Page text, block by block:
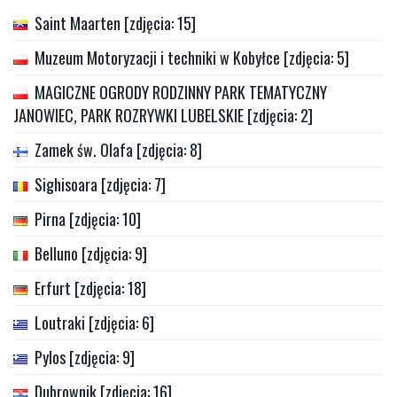
Saint Maarten [zdjęcia: 15]
Muzeum Motoryzacji i techniki w Kobyłce [zdjęcia: 5]
MAGICZNE OGRODY RODZINNY PARK TEMATYCZNY
JANOWIEC, PARK ROZRYWKI LUBELSKIE [zdjęcia: 2]
Zamek św. Olafa [zdjęcia: 8]
Sighisoara [zdjęcia: 7]
Pirna [zdjęcia: 10]
Belluno [zdjęcia: 9]
Erfurt [zdjęcia: 18]
Loutraki [zdjęcia: 6]
Pylos [zdjęcia: 9]
Dubrownik [zdjęcia: 16]